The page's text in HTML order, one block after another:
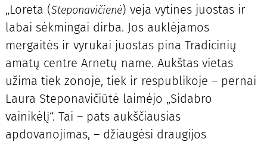
„Loreta (Steponavičienė) veja vytines juostas ir
labai sėkmingai dirba. Jos auklėjamos
mergaitės ir vyrukai juostas pina Tradicinių
amatų centre Arnetų name. Aukštas vietas
užima tiek zonoje, tiek ir respublikoje – pernai
Laura Steponavičiūtė laimėjo „Sidabro
vainikėlį“. Tai – pats aukščiausias
apdovanojimas, – džiaugėsi draugijos